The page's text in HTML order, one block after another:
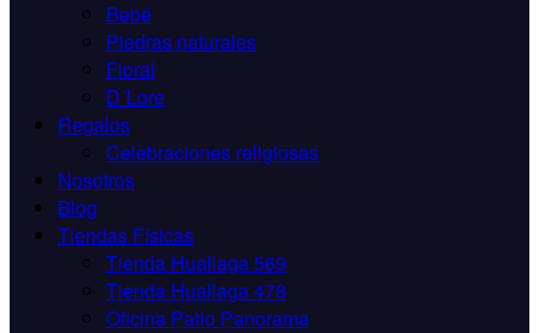
Bebé
Piedras naturales
Floral
D´Lore
Regalos
Celebraciones religiosas
Nosotros
Blog
Tiendas Físicas
Tienda Huallaga 569
Tienda Huallaga 478
Oficina Patio Panorama